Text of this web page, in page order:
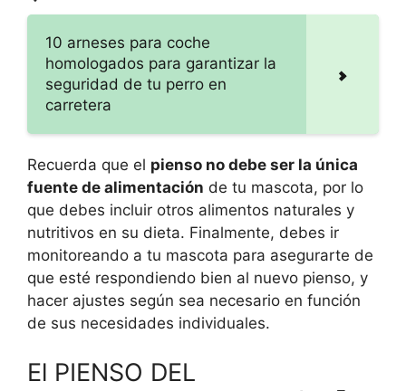
10 arneses para coche
homologados para garantizar la
seguridad de tu perro en
carretera
Recuerda que el pienso no debe ser la única
fuente de alimentación de tu mascota, por lo
que debes incluir otros alimentos naturales y
nutritivos en su dieta. Finalmente, debes ir
monitoreando a tu mascota para asegurarte de
que esté respondiendo bien al nuevo pienso, y
hacer ajustes según sea necesario en función
de sus necesidades individuales.
El PIENSO DEL